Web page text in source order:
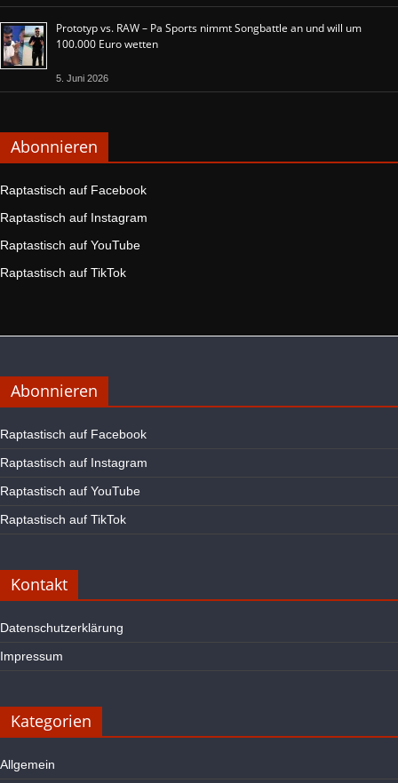
Prototyp vs. RAW – Pa Sports nimmt Songbattle an und will um
100.000 Euro wetten
5. Juni 2026
Abonnieren
Raptastisch auf Facebook
Raptastisch auf Instagram
Raptastisch auf YouTube
Raptastisch auf TikTok
Abonnieren
Raptastisch auf Facebook
Raptastisch auf Instagram
Raptastisch auf YouTube
Raptastisch auf TikTok
Kontakt
Datenschutzerklärung
Impressum
Kategorien
Allgemein